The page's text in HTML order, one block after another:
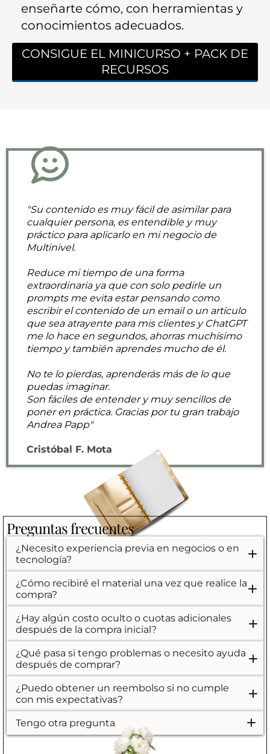
enseñarte cómo, con herramientas y
conocimientos adecuados.
CONSIGUE EL MINICURSO + PACK DE
RECURSOS
"Su contenido es muy fácil de asimilar para
cualquier persona, es entendible y muy
práctico para aplicarlo en mi negocio de
Multinivel.
Reduce mi tiempo de una forma
extraordinaria ya que con solo pedirle un
prompts me evita estar pensando como
escribir el contenido de un email o un artículo
que sea atrayente para mis clientes y ChatGPT
me lo hace en segundos, ahorras muchísimo
tiempo y también aprendes mucho de él.
No te lo pierdas, aprenderás más de lo que
puedas imaginar.
Son fáciles de entender y muy sencillos de
poner en práctica. Gracias por tu gran trabajo
Andrea Papp"
Cristóbal F. Mota
Preguntas frecuentes
¿Necesito experiencia previa en negocios o en
tecnología?
No, no necesitas experiencia previa.
¿Cómo recibiré el material una vez que realice la
compra?
Todo el material digitalmente, en este caso en esta
misma plataforma. Recibirás un enlace por correo
electrónico para acceder a la plataforma de formación.
¿Hay algún costo oculto o cuotas adicionales
después de la compra inicial?
No, el precio que ves es el único pago que realizarás.
¿Qué pasa si tengo problemas o necesito ayuda
después de comprar?
Esta oferta no incluye soporte, pero si tienes
alguna duda o necesitas asistencia, puedes
enviarme un email.
¿Puedo obtener un reembolso si no cumple
con mis expectativas?
Debido a la naturaleza del producto no ofrezco
devolución de dinero, cada compra es definitiva.
Tengo otra pregunta
Con cualquier otra duda que no haya sido
cubierta aquí, ¡no dudes en enviarme un correo!